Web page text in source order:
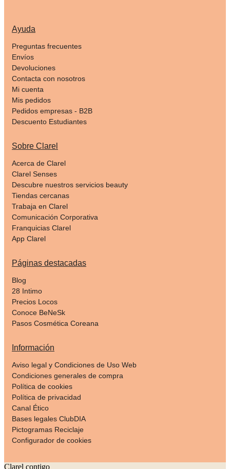
Ayuda
Preguntas frecuentes
Envíos
Devoluciones
Contacta con nosotros
Mi cuenta
Mis pedidos
Pedidos empresas - B2B
Descuento Estudiantes
Sobre Clarel
Acerca de Clarel
Clarel Senses
Descubre nuestros servicios beauty
Tiendas cercanas
Trabaja en Clarel
Comunicación Corporativa
Franquicias Clarel
App Clarel
Páginas destacadas
Blog
28 Intimo
Precios Locos
Conoce BeNeSk
Pasos Cosmética Coreana
Información
Aviso legal y Condiciones de Uso Web
Condiciones generales de compra
Política de cookies
Política de privacidad
Canal Ético
Bases legales ClubDIA
Pictogramas Reciclaje
Configurador de cookies
Clarel contigo